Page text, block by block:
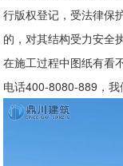
行版权登记，受法律保
的，对其结构受力安全
在施工过程中图纸有看
电话400-8080-889，我